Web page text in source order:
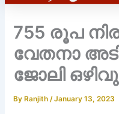
755 രൂപ
വേതനാ
ജോലി
By Ranjith/January 13, 2023